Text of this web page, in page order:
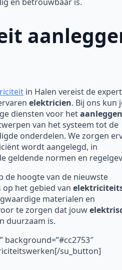
in Halen vereist de
elektricien. Bij ons kun
diensten voor het
van het systeem tot de
onderdelen. We zorgen
wordt aangelegd, in
geldende normen en
de hoogte van de nieuwste
het gebied van
materialen en
te zorgen dat jouw
duurzaam is.
background=”#cc2753″
su_button]